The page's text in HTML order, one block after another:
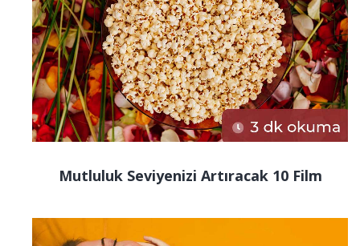
Mutluluk Seviyenizi Artıracak 10 Film